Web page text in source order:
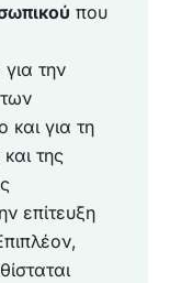
που
την
για τη
της
επίτευξη